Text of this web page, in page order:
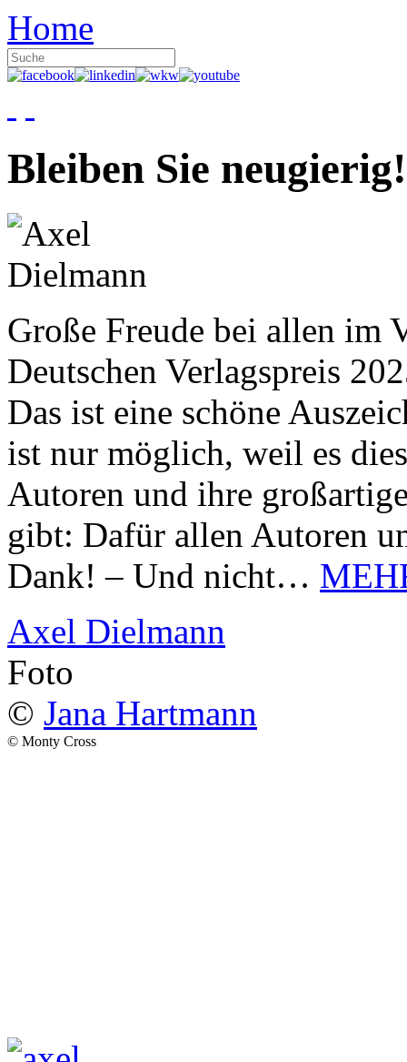
Home
Bleiben Sie neugierig!
Große Freude bei allen im
Deutschen Verlagspreis
Das ist eine schöne
ist nur möglich, weil es
Autoren und ihre
gibt: Dafür allen Autoren
Dank! – Und nicht…
Axel Dielmann
Foto
© Jana Hartmann
© Monty Cross